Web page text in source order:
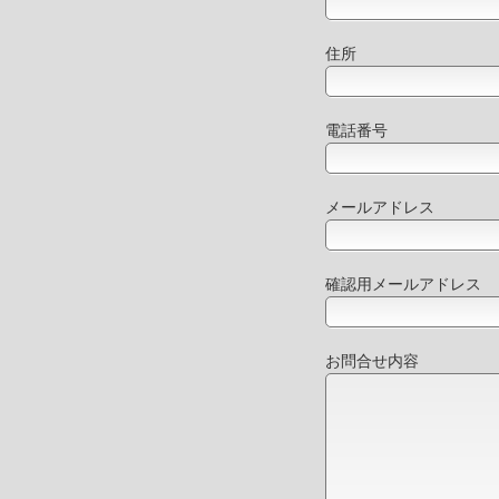
住所
電話番号
メールアドレス
確認用メールアドレス
お問合せ内容